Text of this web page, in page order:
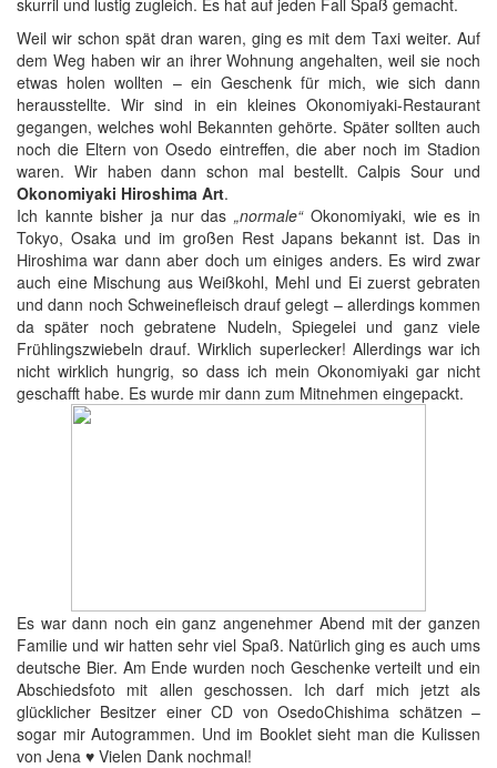
Weil wir schon spät dran waren, ging es mit dem Taxi weiter. Auf
dem Weg haben wir an ihrer Wohnung angehalten, weil sie noch
etwas holen wollten – ein Geschenk für mich, wie sich dann
herausstellte. Wir sind in ein kleines Okonomiyaki-Restaurant
gegangen, welches wohl Bekannten gehörte. Später sollten auch
noch die Eltern von Osedo eintreffen, die aber noch im Stadion
waren. Wir haben dann schon mal bestellt. Calpis Sour und
Okonomiyaki Hiroshima Art.
Ich kannte bisher ja nur das„normale“Okonomiyaki, wie es in
Tokyo, Osaka und im großen Rest Japans bekannt ist. Das in
Hiroshima war dann aber doch um einiges anders. Es wird zwar
auch eine Mischung aus Weißkohl, Mehl und Ei zuerst gebraten
und dann noch Schweinefleisch drauf gelegt – allerdings kommen
da später noch gebratene Nudeln, Spiegelei und ganz viele
Frühlingszwiebeln drauf. Wirklich superlecker! Allerdings war ich
nicht wirklich hungrig, so dass ich mein Okonomiyaki gar nicht
geschafft habe. Es wurde mir dann zum Mitnehmen eingepackt.
Es war dann noch ein ganz angenehmer Abend mit der ganzen
Familie und wir hatten sehr viel Spaß. Natürlich ging es auch ums
deutsche Bier. Am Ende wurden noch Geschenke verteilt und ein
Abschiedsfoto mit allen geschossen. Ich darf mich jetzt als
glücklicher Besitzer einer CD von OsedoChishima schätzen –
sogar mir Autogrammen. Und im Booklet sieht man die Kulissen
von Jena ♥ Vielen Dank nochmal!